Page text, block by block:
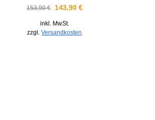
153,90€ 143,90 €
inkl. MwSt.
zzgl.Versandkosten